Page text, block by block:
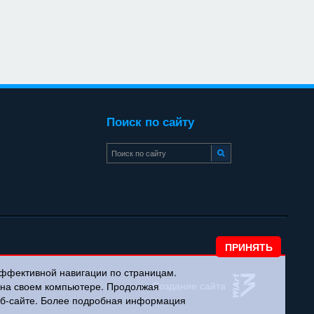
Поиск по сайту
Создание сайта
навигации по страницам.
своем компьютере. Продолжая
сайте. Более подробная информация